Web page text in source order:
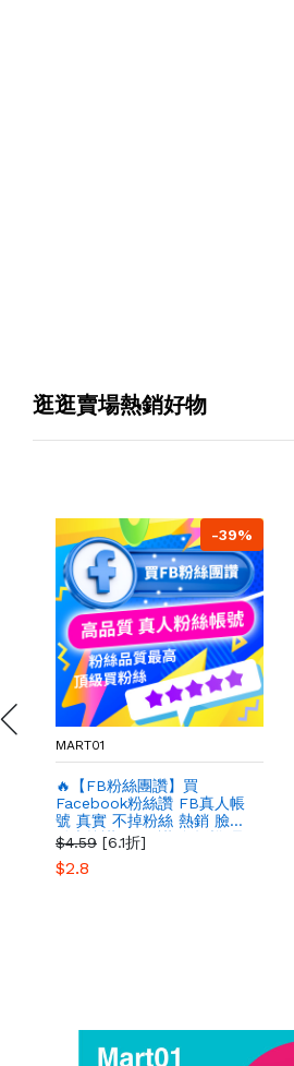
逛逛賣場熱銷好物
-39%
MART01
🔥【FB粉絲團讚】買
Facebook粉絲讚 FB真人帳
號 真實 不掉粉絲 熱銷 臉書
粉專按讚 買FB讚 免授權 品
質佳
$4.59 [6.1折]
$2.8